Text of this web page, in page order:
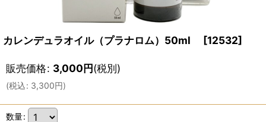
カレンデュラオイル（プラナロム）50ml [12532]
販売価格: 3,000円(税別)
(税込: 3,300円)
数量: